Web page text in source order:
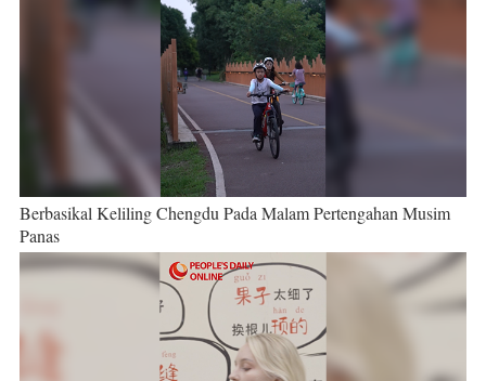
Berbasikal Keliling Chengdu Pada Malam Pertengahan Musim
Panas